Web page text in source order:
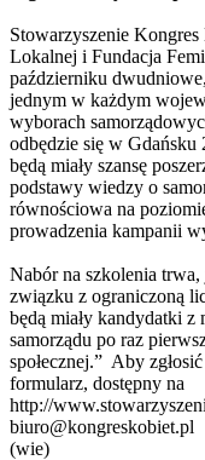
Stowarzyszenie
Lokalnej i Fundacja
październiku
jednym w każdym
wyborach
odbędzie się w
będą miały szansę
podstawy wiedzy o
równościowa na
prowadzenia kampanii
Nabór na szkolenia
związku z ograniczoną
będą miały kandydatki z
samorządu po raz
społecznej.” Aby
formularz, dostępny na
http://
biuro@kongreskobiet.pl
(wie)